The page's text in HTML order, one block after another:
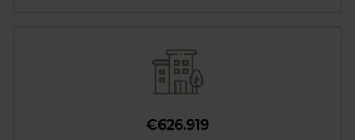
€626.919